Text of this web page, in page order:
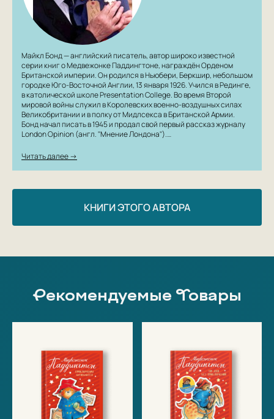
Майкл Бонд — английский писатель, автор широко известной
серии книг о Медвежонке Паддингтоне, награждён Орденом
Британской империи. Он родился в Ньюбери, Беркшир, небольшом
городке Юго-Восточной Англии, 13 января 1926. Учился в Рединге,
в католической школе Presentation College. Во время Второй
мировой войны служил в Королевских военно-воздушных силах
Великобритании и в полку от Мидлсекса в Британской Армии.
Бонд начал писать в 1945 и продал свой первый рассказ журналу
London Opinion (англ. "Мнение Лондона").…
Читать далее →
КНИГИ ЭТОГО АВТОРА
Рекомендуемые Товары